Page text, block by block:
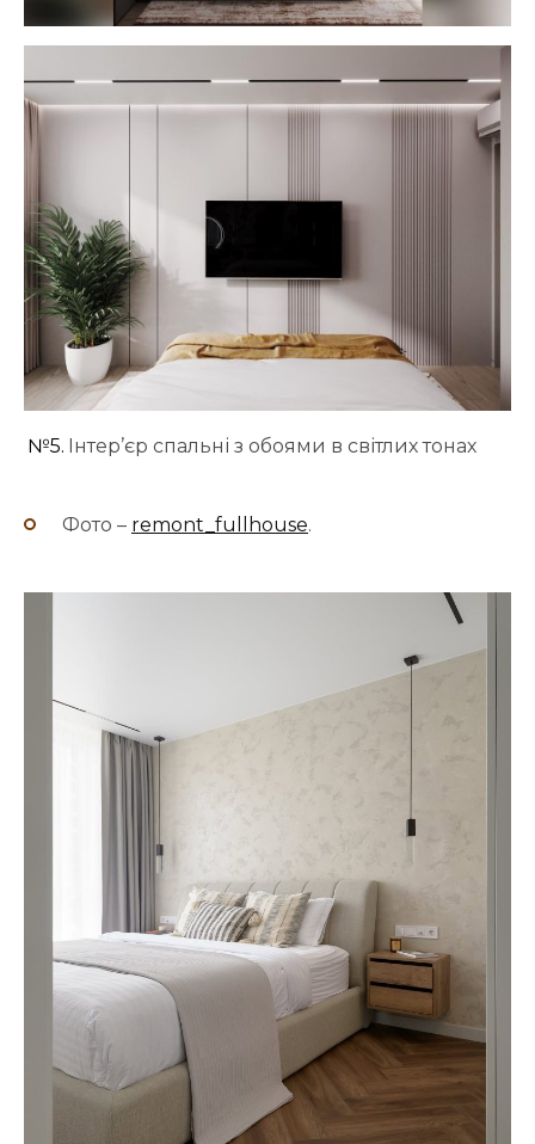
№5. Інтер’єр спальні з обоями в світлих тонах
Фото – remont_fullhouse.